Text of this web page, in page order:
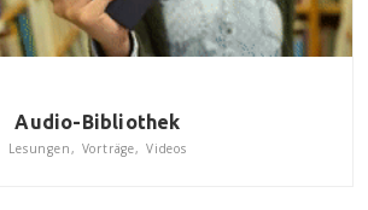
Audio-Bibliothek
Lesungen, Vorträge, Videos